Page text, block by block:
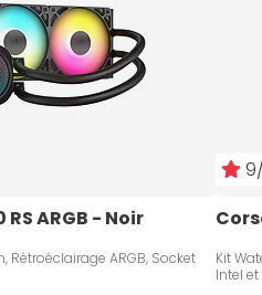
ARGB - Noir
Rétroéclairage ARGB, Socket
Kit
Intel et